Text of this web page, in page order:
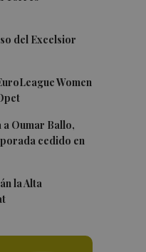
del Excelsior
Women
a Oumar Ballo,
cedido en
la Alta